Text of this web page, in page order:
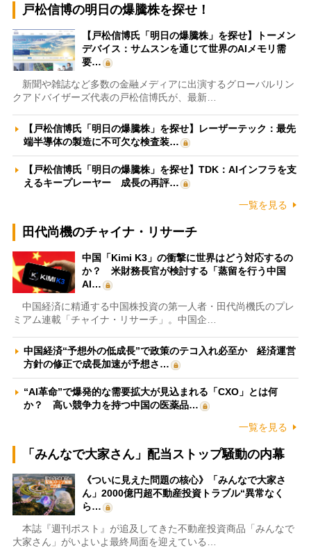
戸松信博の明日の爆騰株を探せ！
【戸松信博氏「明日の爆騰株」を探せ】トーメン
デバイス：サムスンを通じて世界のAIメモリ需
要…
新聞や雑誌など多数の金融メディアに出演するグローバルリン
クアドバイザーズ代表の戸松信博氏が、最新…
【戸松信博氏「明日の爆騰株」を探せ】レーザーテック：最先
端半導体の製造に不可欠な検査装…
【戸松信博氏「明日の爆騰株」を探せ】TDK：AIインフラを支
えるキープレーヤー 成長の再評…
一覧を見る
田代尚機のチャイナ・リサーチ
中国「Kimi K3」の衝撃に世界はどう対応するの
か？ 米財務長官が検討する「蒸留を行う中国
AI…
中国経済に精通する中国株投資の第一人者・田代尚機氏のプレ
ミアム連載「チャイナ・リサーチ」。中国企…
中国経済“予想外の低成長”で政策のテコ入れ必至か 経済運営
方針の修正で成長加速が予想さ…
“AI革命”で爆発的な需要拡大が見込まれる「CXO」とは何
か？ 高い競争力を持つ中国の医薬品…
一覧を見る
「みんなで大家さん」配当ストップ騒動の内幕
《ついに見えた問題の核心》「みんなで大家さ
ん」2000億円超不動産投資トラブル“異常なく
ら…
本誌『週刊ポスト』が追及してきた不動産投資商品「みんなで
大家さん」がいよいよ最終局面を迎えている…